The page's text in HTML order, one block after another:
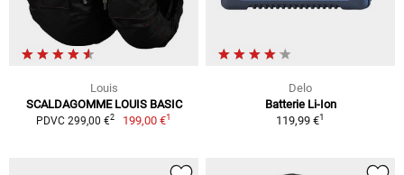
Louis
SCALDAGOMME LOUIS BASIC
PDVC 299,00 €2 199,00 €1
Delo
Batterie Li-Ion
119,99 €1